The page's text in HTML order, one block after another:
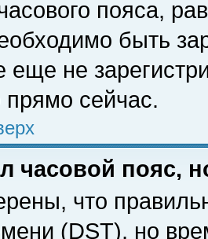
пояса,
быть
еще не
прямо сейчас.
часовой пояс,
что
(DST), но